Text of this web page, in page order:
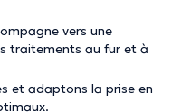
vers une
traitements au fur et à
et adaptons la prise en